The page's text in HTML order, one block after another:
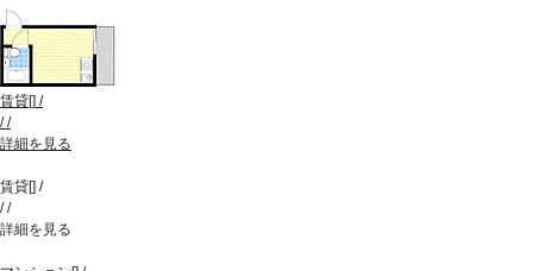
賃貸[] /
//
詳細を見る
賃貸[] /
//
詳細を見る